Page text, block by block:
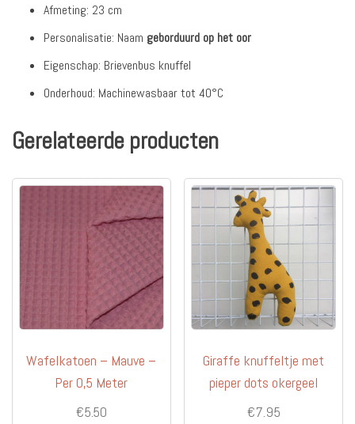
Afmeting: 23 cm
Personalisatie: Naam geborduurd op het oor
Eigenschap: Brievenbus knuffel
Onderhoud: Machinewasbaar tot 40°C
Gerelateerde producten
Wafelkatoen – Mauve –
Per 0,5 Meter
€5.50
Giraffe knuffeltje met
pieper dots okergeel
€7.95